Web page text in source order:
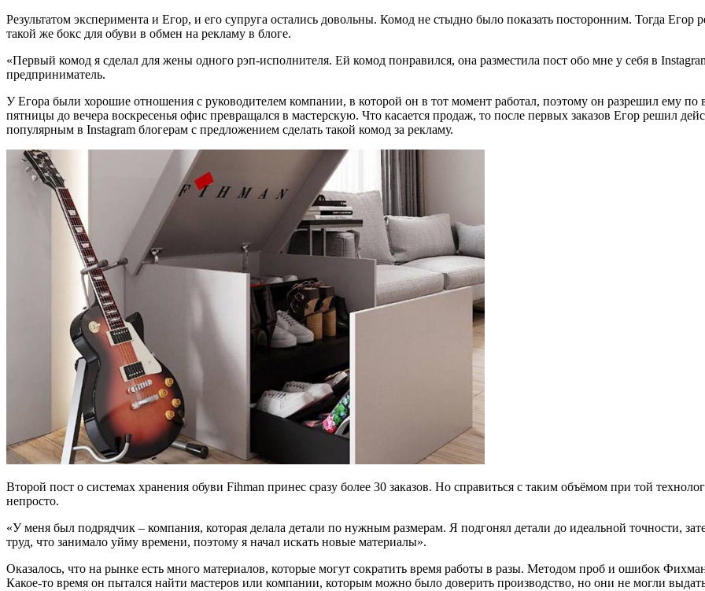
Результатом эксперимента и Егор, и его супруга остались довольны. Комод не стыдно было показать посторонним. Тогда
такой же бокс для обуви в обмен на рекламу в блоге.
«Первый комод я сделал для жены одного рэп-исполнителя. Ей комод понравился, она разместила пост обо мне у себя в
предприниматель.
У Егора были хорошие отношения с руководителем компании, в которой он в тот момент работал, поэтому он разрешил ему
пятницы до вечера воскресенья офис превращался в мастерскую. Что касается продаж, то после первых заказов Егор решил
популярным в Instagram блогерам с предложением сделать такой комод за рекламу.
Второй пост о системах хранения обуви Fihman принес сразу более 30 заказов. Но справиться с таким объёмом при той
непросто.
«У меня был подрядчик – компания, которая делала детали по нужным размерам. Я подгонял детали до идеальной точности,
труд, что занимало уйму времени, поэтому я начал искать новые материалы».
Оказалось, что на рынке есть много материалов, которые могут сократить время работы в разы. Методом проб и ошибок
Какое-то время он пытался найти мастеров или компании, которым можно было доверить производство, но они не могли